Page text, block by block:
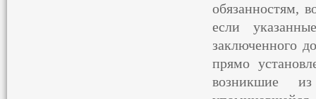
обязанностям,
если
заключенного
прямо
возникшие